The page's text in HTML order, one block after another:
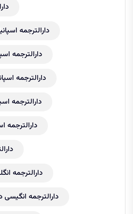
دارالترجمه
دارالترجمه
دارالترجمه
دارالترجمه
دارالترجمه
دارالترجمه
دارالترجمه انگیسی